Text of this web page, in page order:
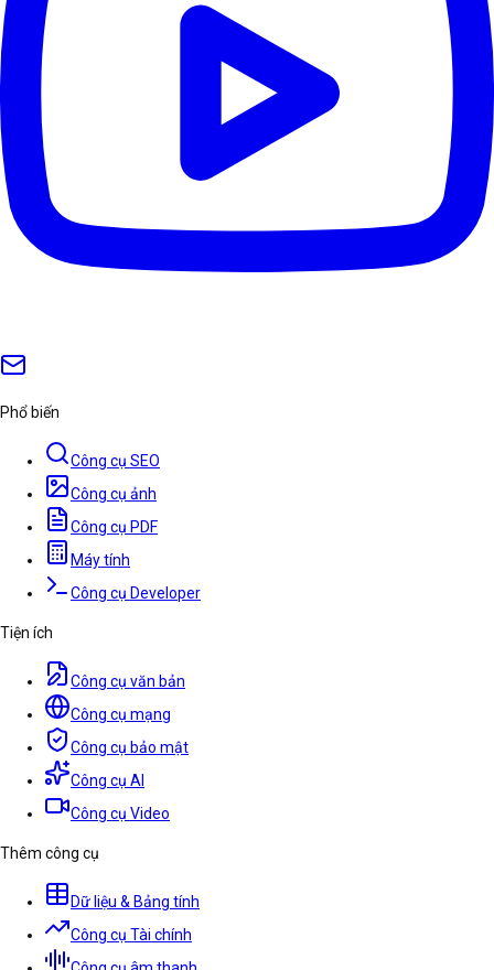
Phổ biến
Công cụ SEO
Công cụ ảnh
Công cụ PDF
Máy tính
Công cụ Developer
Tiện ích
Công cụ văn bản
Công cụ mạng
Công cụ bảo mật
Công cụ AI
Công cụ Video
Thêm công cụ
Dữ liệu & Bảng tính
Công cụ Tài chính